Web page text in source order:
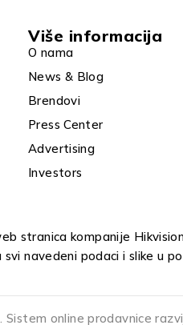
Više informacija
O nama
News & Blog
Brendovi
Press Center
Advertising
Investors
stranica kompanije
navedeni podaci i slike u
online prodavnice